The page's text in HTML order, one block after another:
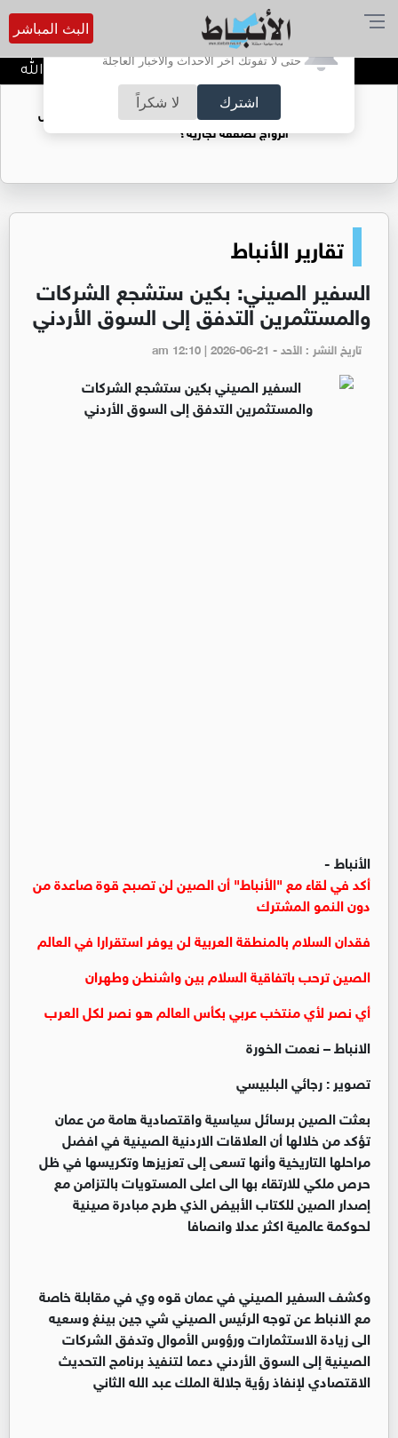
أترغب في تفعيل الإشعارات؟
حتى لا تفوتك آخر الأحداث والأخبار العاجلة
اشترك لا شكراً
البث المباشر
الحاجة خالدة محمود الكرمي في ذمة الله
هل غاز الريشة قادر على ان يغطي فجوة الطاقة في
الأردن ؟
تقارير الأنباط
‏‏السفير الصيني: بكين ستشجع الشركات
والمستثمرين التدفق إلى السوق الأردني
تاريخ النشر : الأحد - am 12:10 | 2026-06-21
الأنباط -
‏أكد في لقاء مع "الأنباط" أن الصين لن تصبح قوة صاعدة من
دون النمو المشترك
‏‏فقدان السلام بالمنطقة العربية لن يوفر استقرارا في العالم
‏‏الصين ترحب باتفاقية السلام بين واشنطن وطهران
‏‏أي نصر لأي منتخب عربي بكأس العالم هو نصر لكل العرب
‏الانباط – نعمت الخورة
‏تصوير : رجائي البلبيسي
‏بعثت الصين برسائل سياسية واقتصادية هامة من عمان
تؤكد من خلالها أن العلاقات الاردنية الصينية في افضل
مراحلها التاريخية وأنها تسعى إلى تعزيزها وتكريسها في ظل
حرص ملكي للارتقاء بها الى اعلى المستويات بالتزامن مع
إصدار الصين للكتاب الأبيض الذي طرح مبادرة صينية
لحوكمة عالمية اكثر عدلا وانصافا
‏وكشف السفير الصيني في عمان قوه وي في مقابلة خاصة
مع الانباط عن توجه الرئيس الصيني شي جين بينغ وسعيه
الى زيادة الاستثمارات ورؤوس الأموال وتدفق الشركات
الصينية إلى السوق الأردني دعما لتنفيذ برنامج التحديث
الاقتصادي لإنفاذ رؤية جلالة الملك عبد الله الثاني